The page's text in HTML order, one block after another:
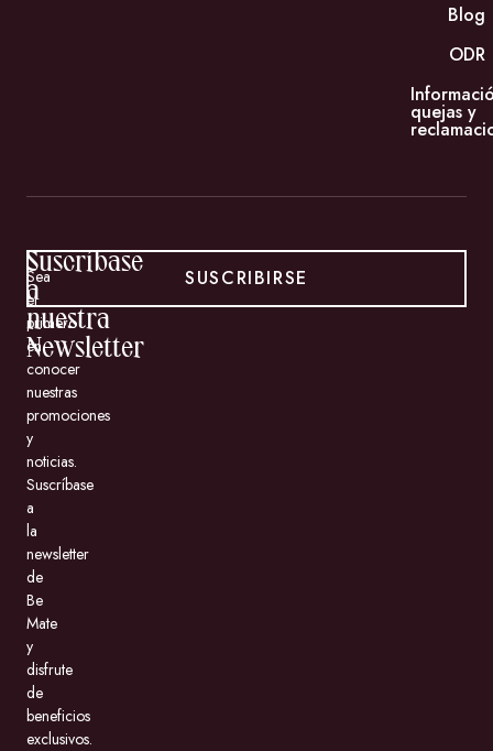
Blog
ODR
quejas y
Suscríbase
a
nuestra
Newsletter
Sea
el
primero
en
conocer
nuestras
promociones
y
noticias.
Suscríbase
a
la
newsletter
de
Be
Mate
y
disfrute
de
beneficios
exclusivos.
SUSCRIBIRSE